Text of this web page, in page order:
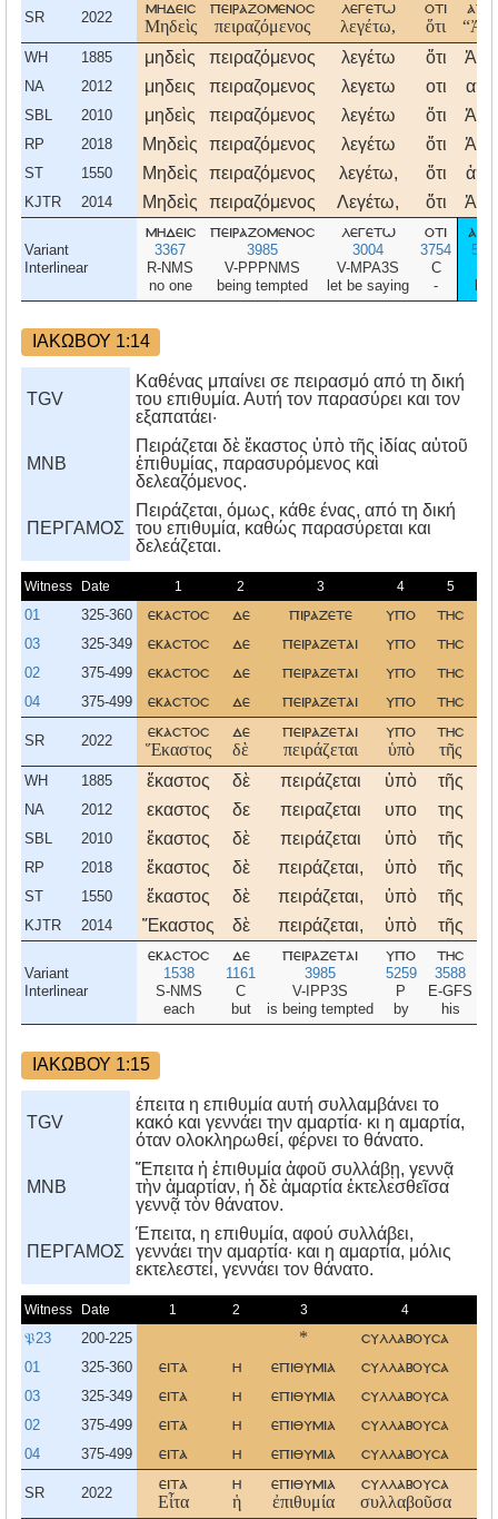
SR 2022
μηδεισ
Μηδεὶς
πειραζομενοσ
πειραζόμενος
λεγετω
λεγέτω,
οτι
ὅτι
απο
WH 1885 μηδεὶς πειραζόμενος λεγέτω ὅτι Ἀπὸ
NA 2012 μηδεις πειραζομενος λεγετω οτι απο
SBL 2010 μηδεὶς πειραζόμενος λεγέτω ὅτι Ἀπὸ
RP 2018 Μηδεὶς πειραζόμενος λεγέτω ὅτι Ἀπὸ
ST 1550 Μηδεὶς πειραζόμενος λεγέτω, ὅτι ἀπὸ
KJTR 2014 Μηδεὶς πειραζόμενος Λεγέτω, ὅτι Ἀπὸ
Variant
Interlinear
μηδεισ
3367
R-NMS
no one
πειραζομενοσ
3985
V-PPPNMS
being tempted
λεγετω
3004
V-MPA3S
let be saying
οτι
3754
C
-
απο
575
ΙΑΚΩΒΟΥ 1:14
TGV
Καθένας μπαίνει σε πειρασμό από τη δική
του επιθυμία. Αυτή τον παρασύρει και τον
εξαπατάει·
MNB
Πειράζεται δὲ ἕκαστος ὑπὸ τῆς ἰδίας αὑτοῦ
ἐπιθυμίας, παρασυρόμενος καὶ
δελεαζόμενος.
ΠΕΡΓΑΜΟΣ
Πειράζεται, όμως, κάθε ένας, από τη δική
του επιθυμία, καθώς παρασύρεται και
δελεάζεται.
Witness Date 1 2 3 4 5
01 325-360 εκαστοσ δε πιραζετε υπο τησ
03 325-349 εκαστοσ δε πειραζεται υπο τησ
02 375-499 εκαστοσ δε πειραζεται υπο τησ
04 375-499 εκαστοσ δε πειραζεται υπο τησ
SR 2022
εκαστοσ
Ἕκαστος
δε
δὲ
πειραζεται
πειράζεται
υπο
ὑπὸ
τησ
τῆς
WH 1885 ἕκαστος δὲ πειράζεται ὑπὸ τῆς
NA 2012 εκαστος δε πειραζεται υπο της
SBL 2010 ἕκαστος δὲ πειράζεται ὑπὸ τῆς
RP 2018 ἕκαστος δὲ πειράζεται, ὑπὸ τῆς
ST 1550 ἕκαστος δὲ πειράζεται, ὑπὸ τῆς
KJTR 2014 Ἕκαστος δὲ πειράζεται, ὑπὸ τῆς
Variant
Interlinear
εκαστοσ
1538
S-NMS
each
δε
1161
C
but
πειραζεται
3985
V-IPP3S
is being tempted
υπο
5259
P
by
τησ
3588
E-GFS
his
ΙΑΚΩΒΟΥ 1:15
TGV
έπειτα η επιθυμία αυτή συλλαμβάνει το
κακό και γεννάει την αμαρτία· κι η αμαρτία,
όταν ολοκληρωθεί, φέρνει το θάνατο.
MNB
Ἔπειτα ἡ ἐπιθυμία ἀφοῦ συλλάβῃ, γεννᾷ
τὴν ἁμαρτίαν, ἡ δὲ ἁμαρτία ἐκτελεσθεῖσα
γεννᾷ τὸν θάνατον.
ΠΕΡΓΑΜΟΣ
Έπειτα, η επιθυμία, αφού συλλάβει,
γεννάει την αμαρτία· και η αμαρτία, μόλις
εκτελεστεί, γεννάει τον θάνατο.
Witness Date 1 2 3 4
𝔓23 200-225 * συλλαβουσα
01 325-360 ειτα η επιθυμια συλλαβουσα
03 325-349 ειτα η επιθυμια συλλαβουσα
02 375-499 ειτα η επιθυμια συλλαβουσα
04 375-499 ειτα η επιθυμια συλλαβουσα
SR 2022
ειτα
Εἶτα
η
ἡ
επιθυμια
ἐπιθυμία
συλλαβουσα
συλλαβοῦσα